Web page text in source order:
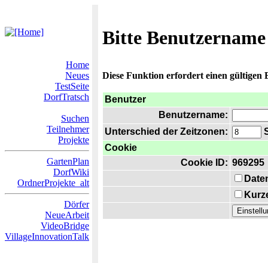
Bitte
Home
Neues
TestSeite
DorfTratsch
Suchen
Teilnehmer
Projekte
GartenPlan
DorfWiki
OrdnerProjekte_alt
Dörfer
NeueArbeit
VideoBridge
VillageInnovationTalk
Diese Funktion erfordert einen gültigen
Benutzer
Benutzername:
Unterschied der Zeitzonen:
Cookie
Cookie ID: 969295